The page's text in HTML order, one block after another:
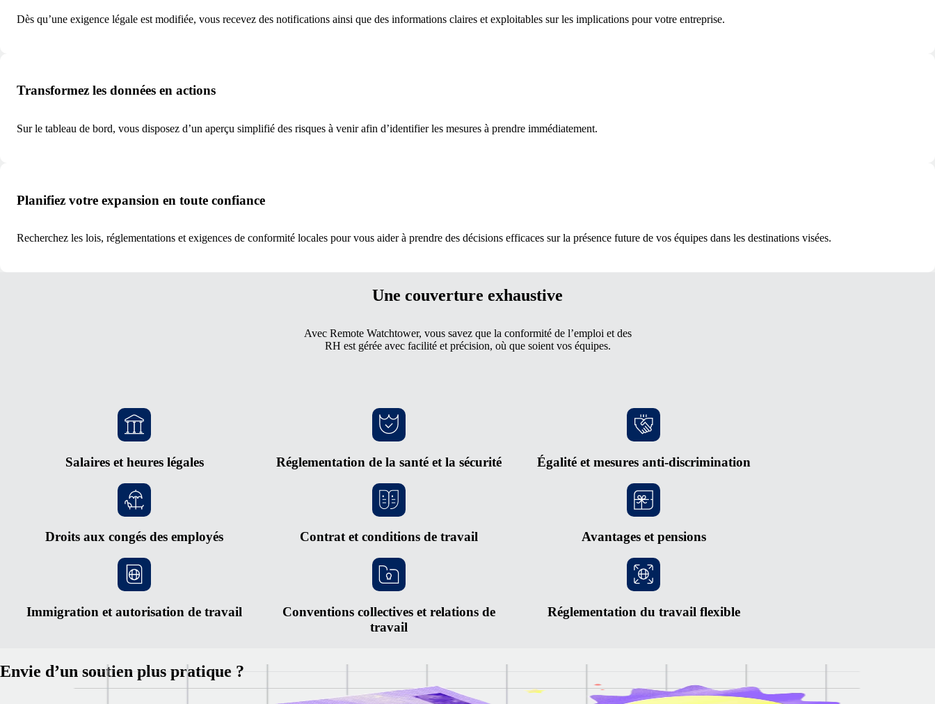
Dès qu’une exigence légale est modifiée, vous recevez des notifications ainsi que des informations claires et exploitables sur les implications pour votre entreprise.
Transformez les données en actions
Sur le tableau de bord, vous disposez d’un aperçu simplifié des risques à venir afin d’identifier les mesures à prendre immédiatement.
Planifiez votre expansion en toute confiance
Recherchez les lois, réglementations et exigences de conformité locales pour vous aider à prendre des décisions efficaces sur la présence future de vos équipes dans les destinations visées.
Une couverture exhaustive
Avec Remote Watchtower, vous savez que la conformité de l’emploi et des
RH est gérée avec facilité et précision, où que soient vos équipes.
Salaires et heures légales Réglementation de la santé et la sécurité Égalité et mesures anti-discrimination
Droits aux congés des employés Contrat et conditions de travail Avantages et pensions
Immigration et autorisation de travail
Conventions collectives et relations de
travail
Réglementation du travail flexible
Envie d’un soutien plus pratique ?